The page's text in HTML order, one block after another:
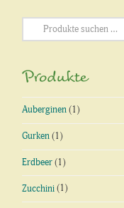
Suchen
nach:
Produkte
Auberginen (1)
Gurken (1)
Erdbeer (1)
Zucchini (1)